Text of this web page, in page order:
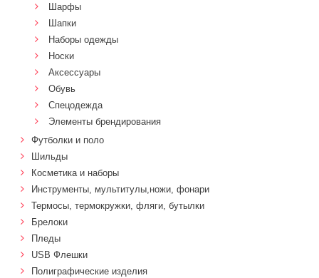
Шарфы
Шапки
Наборы одежды
Носки
Аксессуары
Обувь
Спецодежда
Элементы брендирования
Футболки и поло
Шильды
Косметика и наборы
Инструменты, мультитулы,ножи, фонари
Термосы, термокружки, фляги, бутылки
Брелоки
Пледы
USB Флешки
Полиграфические изделия